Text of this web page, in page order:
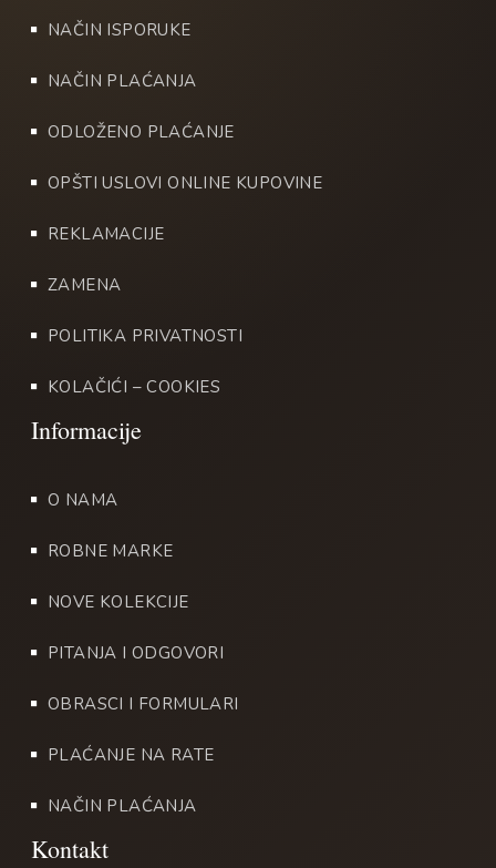
NAČIN ISPORUKE
NAČIN PLAĆANJA
ODLOŽENO PLAĆANJE
OPŠTI USLOVI ONLINE KUPOVINE
REKLAMACIJE
ZAMENA
POLITIKA PRIVATNOSTI
KOLAČIĆI – COOKIES
O NAMA
ROBNE MARKE
NOVE KOLEKCIJE
PITANJA I ODGOVORI
OBRASCI I FORMULARI
PLAĆANJE NA RATE
NAČIN PLAĆANJA